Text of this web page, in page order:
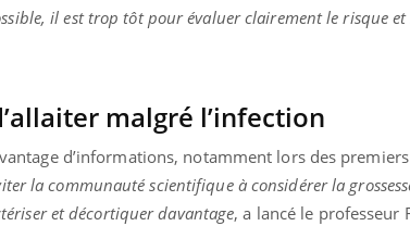
il est trop tôt pour évaluer clairement le risque et
malgré l’infection
d’informations, notamment lors des
la communauté scientifique à considérer la
et décortiquer davantage, a lancé le professeur